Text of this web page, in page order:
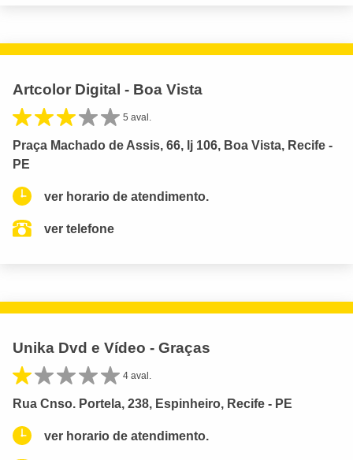
Artcolor Digital - Boa Vista
5 aval.
Praça Machado de Assis, 66, lj 106, Boa Vista, Recife -
PE
ver horario de atendimento.
ver telefone
Unika Dvd e Vídeo - Graças
4 aval.
Rua Cnso. Portela, 238, Espinheiro, Recife - PE
ver horario de atendimento.